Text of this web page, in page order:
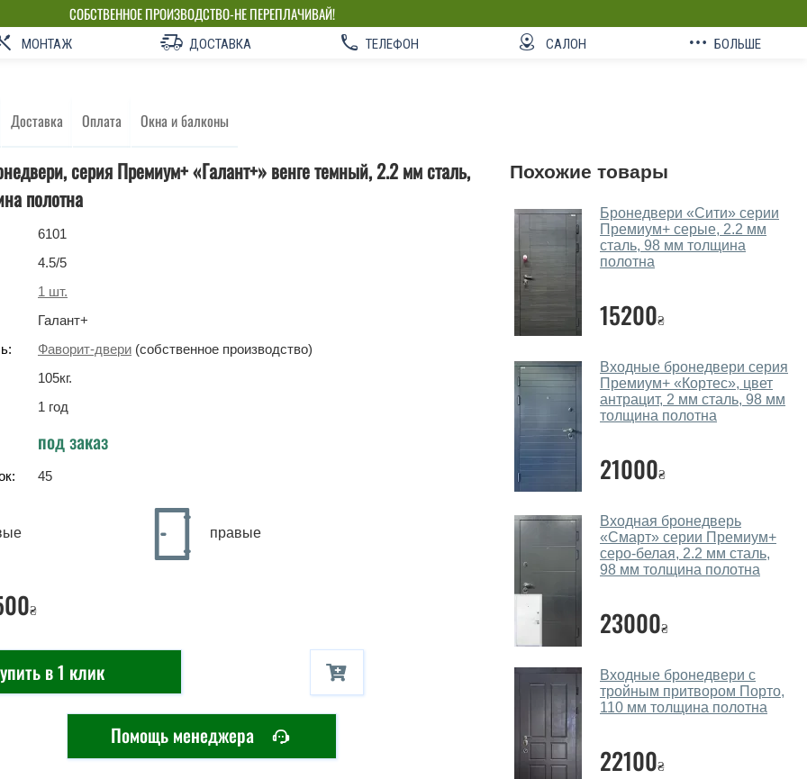
СОБСТВЕННОЕ ПРОИЗВОДСТВО-НЕ ПЕРЕПЛАЧИВАЙ!
МОНТАЖ ДОСТАВКА ТЕЛЕФОН САЛОН БОЛЬШЕ
Доставка Оплата Окна и балконы
серия Премиум+ «Галант+» венге темный, 2.2 мм сталь,
полотна
6101
4.5/5
1 шт.
Галант+
Фаворит-двери (собственное производство)
105кг.
1 год
под заказ
45
правые
₴
в 1 клик
Помощь менеджера
Похожие товары
Бронедвери «Сити» серии
Премиум+ серые, 2.2 мм
сталь, 98 мм толщина
полотна
15200₴
Входные бронедвери серия
Премиум+ «Кортес», цвет
антрацит, 2 мм сталь, 98 мм
толщина полотна
21000₴
Входная бронедверь
«Смарт» серии Премиум+
серо-белая, 2.2 мм сталь,
98 мм толщина полотна
23000₴
Входные бронедвери с
тройным притвором Порто,
110 мм толщина полотна
22100₴